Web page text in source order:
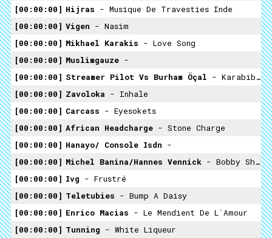
00:00:00
Hijras - Musique De Travesties Inde
00:00:00
Vigen - Nasim
00:00:00
Mikhael Karakis - Love Song
00:00:00
Muslimgauze -
00:00:00
Streamer Pilot Vs Burham Öçal - Karabiber
00:00:00
Zavoloka - Inhale
00:00:00
Carcass - Eyesokets
00:00:00
African Headcharge - Stone Charge
00:00:00
Hanayo/ Console Isdn -
00:00:00
Michel Banina/Hannes Vennick - Bobby Shuffle
00:00:00
Ivg - Frustré
00:00:00
Teletubies - Bump A Daisy
00:00:00
Enrico Macias - Le Mendient De L´amour
00:00:00
Tunning - White Liqueur